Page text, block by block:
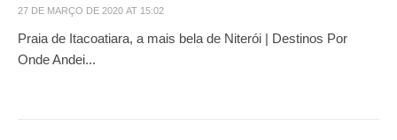
27 DE MARÇO DE 2020 AT 15:02
Praia de Itacoatiara, a mais bela de Niterói | Destinos Por
Onde Andei...